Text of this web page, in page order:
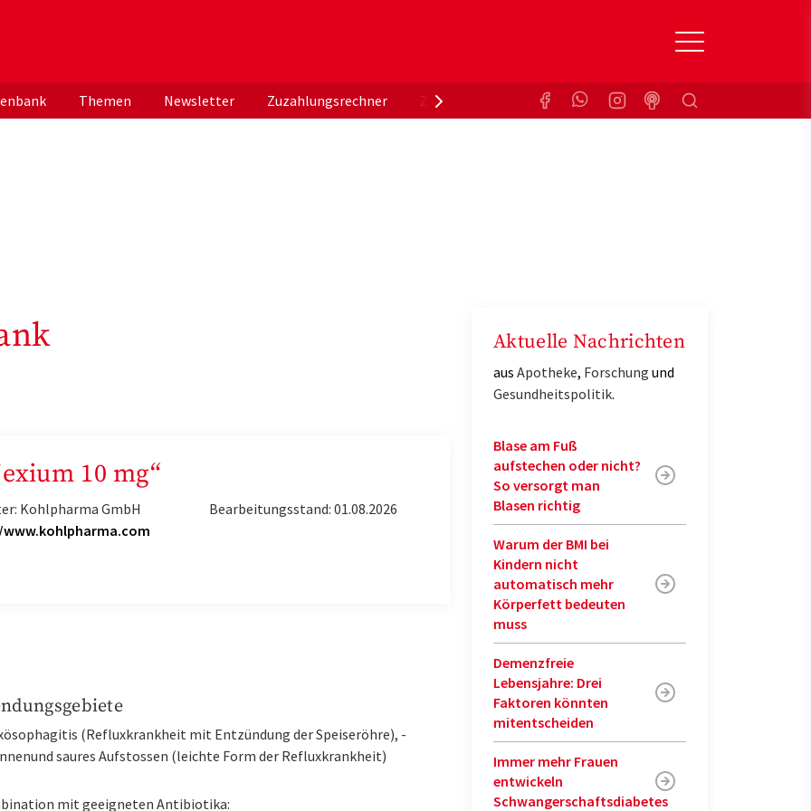
ApothekerInnen
Themen Newsletter Zuzahlungsrechner Zuzahlungsbefreiung KrankenkasseSuchen
10 mg“
Kohlpharma GmbH
Bearbeitungsstand: 01.08.2026
(Refluxkrankheit mit Entzündung der Speiseröhre), -
saures Aufstossen (leichte Form der Refluxkrankheit)
mit geeigneten Antibiotika:
Aktuelle Nachrichten
aus Apotheke, Forschung und
Gesundheitspolitik.
Blase am Fuß
aufstechen oder nicht?
So versorgt man
Blasen richtig
Warum der BMI bei
Kindern nicht
automatisch mehr
Körperfett bedeuten
muss
Demenzfreie
Lebensjahre: Drei
Faktoren könnten
mitentscheiden
Immer mehr Frauen
entwickeln
Schwangerschaftsdiabetes